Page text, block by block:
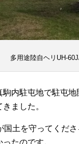
多用途陸自ヘリUH-
内駐屯地で駐屯地
ました。
土を守ってくだ
たのです。